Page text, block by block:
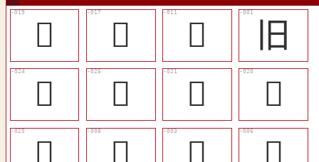
󴺕 󴺔 󴺎
旧
󴺚
󴺜 󴺗
󴺖
󴺛
󴺋 󴺆
󴺉